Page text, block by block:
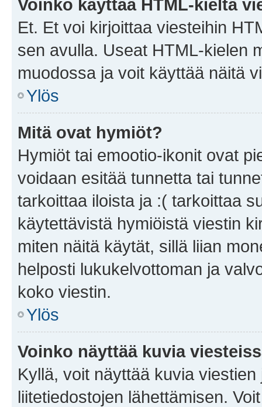
Voinko käyttää HTML-kieltä
Et. Et voi kirjoittaa viesteihin
sen avulla. Useat HTML-kielen
muodossa ja voit käyttää näitä
Ylös
Mitä ovat hymiöt?
Hymiöt tai emootio-ikonit ovat
voidaan esitää tunnetta tai
tarkoittaa iloista ja :( tarkoittaa
käytettävistä hymiöistä viestin
miten näitä käytät, sillä liian
helposti lukukelvottoman ja
koko viestin.
Ylös
Voinko näyttää kuvia
Kyllä, voit näyttää kuvia
liitetiedostojen lähettämisen.